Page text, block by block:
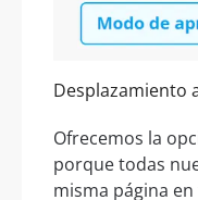
Desplazamiento
Ofrecemos la
porque todas
misma página